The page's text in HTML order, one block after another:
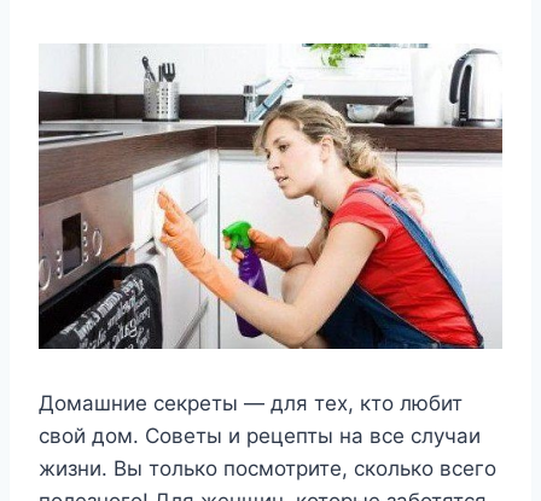
Домашние секреты — для тех, кто любит
свой дом. Советы и рецепты на все случаи
жизни. Вы только посмотрите, сколько всего